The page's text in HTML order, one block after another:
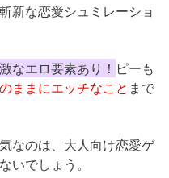
新な恋愛シュミレーショ
なエロ要素あり！ ピーも
ままにエッチなこと まで
なのは、大人向け恋愛ゲ
いでしょう。